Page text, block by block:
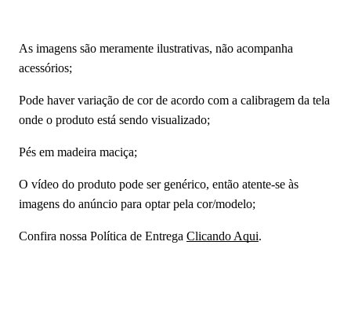
As imagens são meramente ilustrativas, não acompanha
acessórios;
Pode haver variação de cor de acordo com a calibragem da tela
onde o produto está sendo visualizado;
Pés em madeira maciça;
O vídeo do produto pode ser genérico, então atente-se às
imagens do anúncio para optar pela cor/modelo;
Confira nossa Política de Entrega Clicando Aqui.